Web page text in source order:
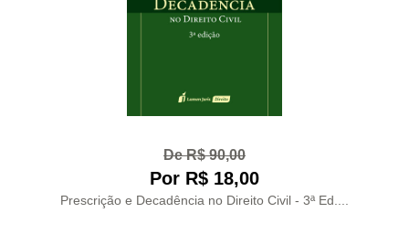
De R$ 90,00
Por R$ 18,00
Prescrição e Decadência no Direito Civil - 3ª Ed....